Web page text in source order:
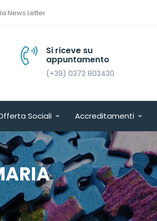
News Letter
Si riceve su
appuntamento
(+39) 0372 803430
Sociali Accreditamenti